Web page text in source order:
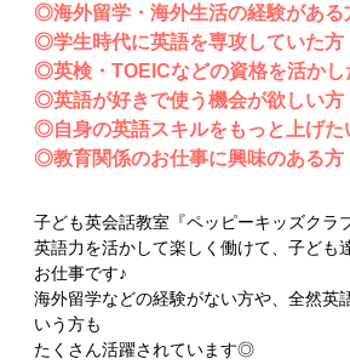
◎海外留学・海外生活の経験がある
◎学生時代に英語を専攻していた方
◎英検・TOEICなどの資格を活かし
◎英語が好きで使う機会が欲しい方
◎自身の英語スキルをもっと上げた
◎教育関係のお仕事に興味のある方
子ども英会話教室『ペッピーキッズクラ
英語力を活かして楽しく働けて、子ども
お仕事です♪
海外留学などの経験がない方や、全然英
いう方も
たくさん活躍されています◎